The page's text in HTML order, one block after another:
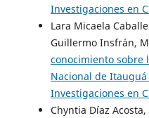
Investigaciones en
Lara Micaela
Guillermo Insfrán,
conocimiento sobre
Nacional de
Investigaciones en
Chyntia Díaz Acosta,